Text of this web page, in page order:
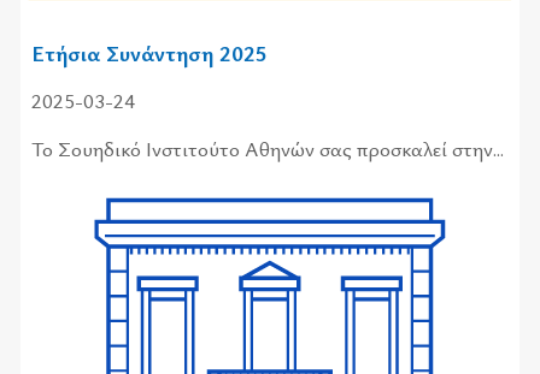
Ετήσια Συνάντηση 2025
2025-03-24
Το Σου­η­δι­κό Ινστι­τού­το Αθη­νών σας προ­σκα­λεί στην...